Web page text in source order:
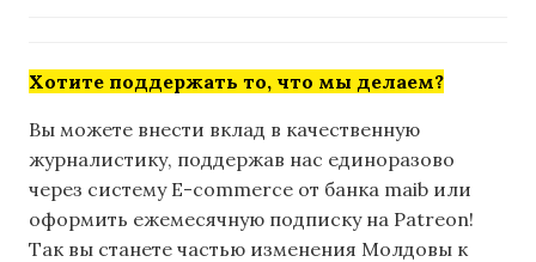
Хотите поддержать то, что мы делаем?
Вы можете внести вклад в качественную
журналистику, поддержав нас единоразово
через систему E-commerce от банка maib или
оформить ежемесячную подписку на Patreon!
Так вы станете частью изменения Молдовы к